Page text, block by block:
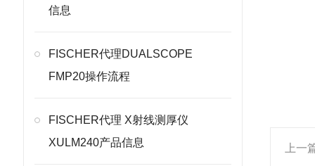
信息
FISCHER代理DUALSCOPE
FMP20操作流程
FISCHER代理 X射线测厚仪
XULM240产品信息
上一